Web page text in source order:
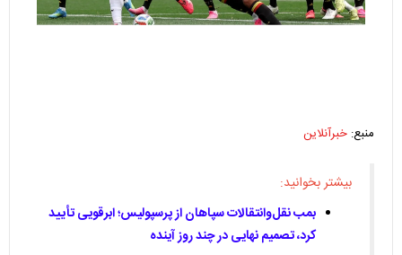
منبع: خبرآنلاین
بیشتر بخوانید:
بمب نقل‌وانتقالات سپاهان از پرسپولیس؛ ابرقویی تأیید
کرد، تصمیم نهایی در چند روز آینده